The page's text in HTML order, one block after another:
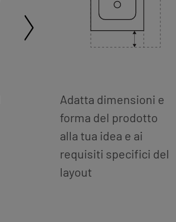
Adatta dimensioni e
forma del prodotto
alla tua idea e ai
requisiti specifici del
layout